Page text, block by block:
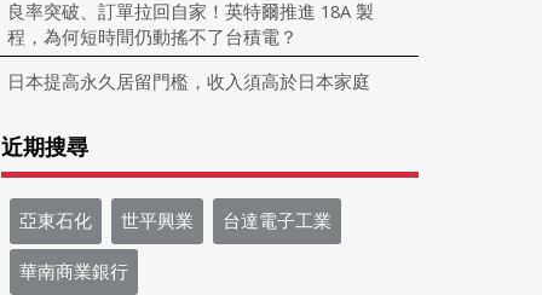
良率突破、訂單拉回自家！英特爾推進 18A 製
程，為何短時間仍動搖不了台積電？
日本提高永久居留門檻，收入須高於日本家庭
近期搜尋
亞東石化 世平興業 台達電子工業
華南商業銀行